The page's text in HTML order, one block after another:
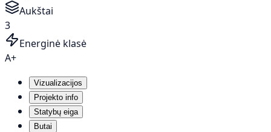
Aukštai
3
Energinė klasė
A+
Vizualizacijos
Projekto info
Statybų eiga
Butai